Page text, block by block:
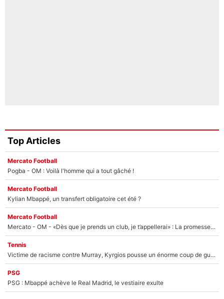
Top Articles
Mercato Football
Pogba - OM : Voilà l'homme qui a tout gâché !
Mercato Football
Kylian Mbappé, un transfert obligatoire cet été ?
Mercato Football
Mercato - OM - «Dès que je prends un club, je t’appellerai» : La promesse de Marcelino au moment de claquer la porte
Tennis
Victime de racisme contre Murray, Kyrgios pousse un énorme coup de gueule !
PSG
PSG : Mbappé achève le Real Madrid, le vestiaire exulte